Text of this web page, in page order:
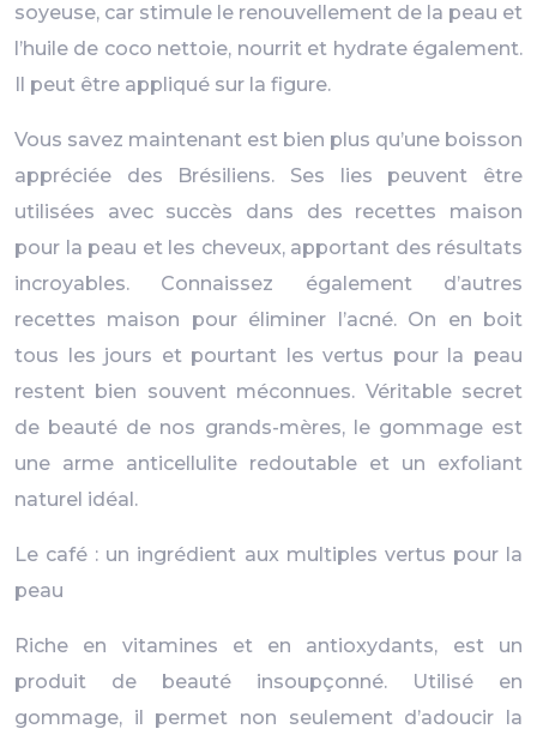
soyeuse, car stimule le renouvellement de la peau et
l’huile de coco nettoie, nourrit et hydrate également.
Il peut être appliqué sur la figure.
Vous savez maintenant est bien plus qu’une boisson
appréciée des Brésiliens. Ses lies peuvent être
utilisées avec succès dans des recettes maison
pour la peau et les cheveux, apportant des résultats
incroyables. Connaissez également d’autres
recettes maison pour éliminer l’acné. On en boit
tous les jours et pourtant les vertus pour la peau
restent bien souvent méconnues. Véritable secret
de beauté de nos grands-mères, le gommage est
une arme anticellulite redoutable et un exfoliant
naturel idéal.
Le café : un ingrédient aux multiples vertus pour la
peau
Riche en vitamines et en antioxydants, est un
produit de beauté insoupçonné. Utilisé en
gommage, il permet non seulement d’adoucir la